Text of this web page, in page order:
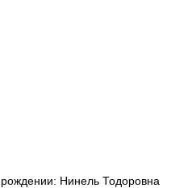
Нинель Тодоровна